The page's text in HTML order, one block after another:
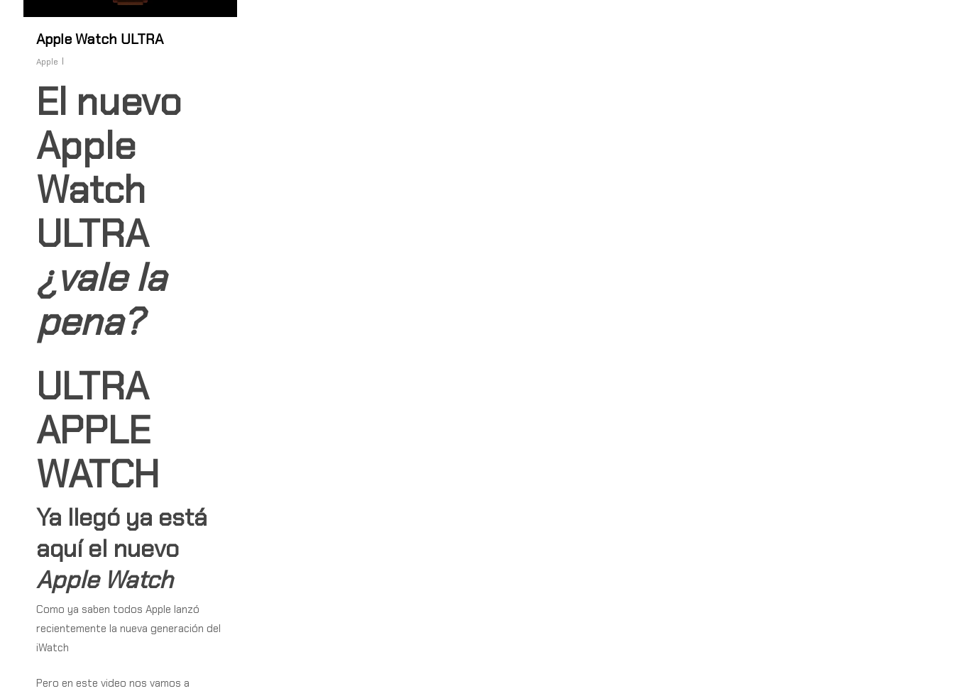
Hit enter to search or ESC to close
Apple Watch ULTRA
Apple
El nuevo
Apple
Watch
ULTRA
¿vale la
pena?
ULTRA
APPLE
WATCH
Ya llegó ya está
aquí el nuevo
Apple Watch
Como ya saben todos Apple lanzó
recientemente la nueva generación del
iWatch
Pero en este video nos vamos a